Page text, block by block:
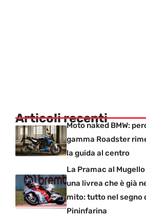
Articoli recenti
Moto naked BMW:
gamma Roadster
la guida al centro
La Pramac al
una livrea che è già
mito: tutto nel segno
Pininfarina